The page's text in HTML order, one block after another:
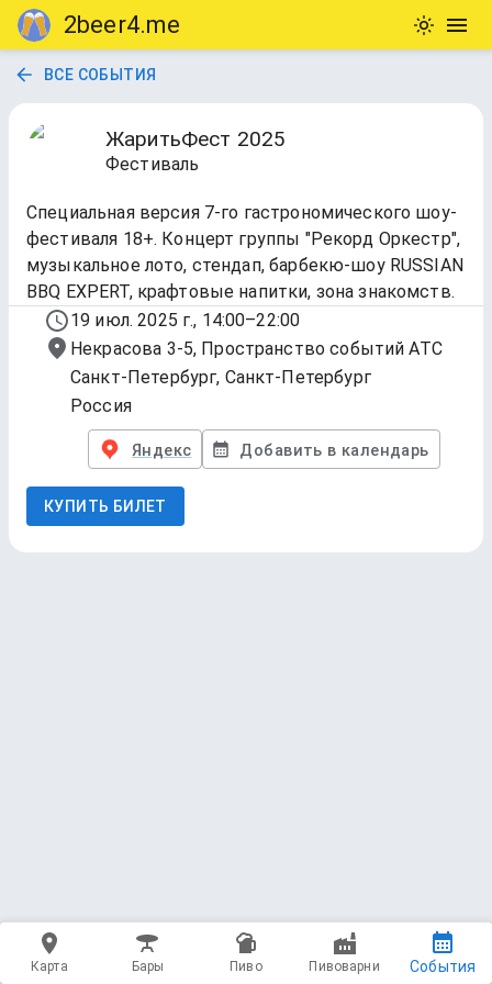
2beer4.me
ВСЕ СОБЫТИЯ
ЖаритьФест 2025
Фестиваль
Специальная версия 7-го гастрономического шоу-
фестиваля 18+. Концерт группы "Рекорд Оркестр",
музыкальное лото, стендап, барбекю-шоу RUSSIAN
BBQ EXPERT, крафтовые напитки, зона знакомств.
19 июл. 2025 г., 14:00–22:00
Некрасова 3-5, Пространство событий АТС
Санкт-Петербург, Санкт-Петербург
Россия
Яндекс Добавить в календарь
КУПИТЬ БИЛЕТ
Карта Бары Пиво Пивоварни События